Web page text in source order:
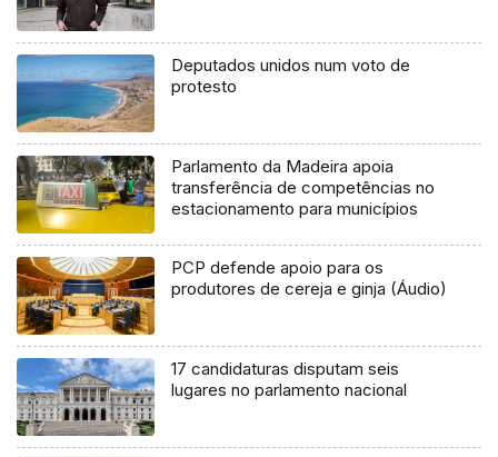
Deputados unidos num voto de
protesto
Parlamento da Madeira apoia
transferência de competências no
estacionamento para municípios
PCP defende apoio para os
produtores de cereja e ginja (Áudio)
17 candidaturas disputam seis
lugares no parlamento nacional